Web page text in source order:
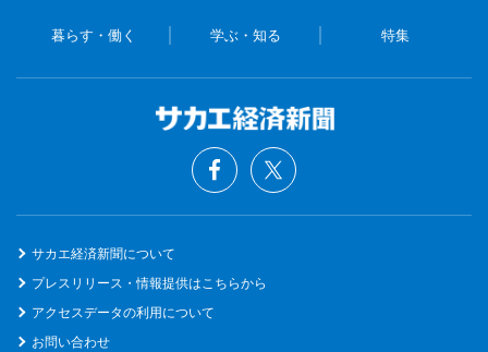
暮らす・働く 学ぶ・知る 特集
サカエ経済新聞について
プレスリリース・情報提供はこちらから
アクセスデータの利用について
お問い合わせ